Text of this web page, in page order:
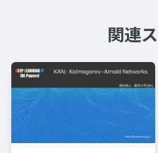
関連